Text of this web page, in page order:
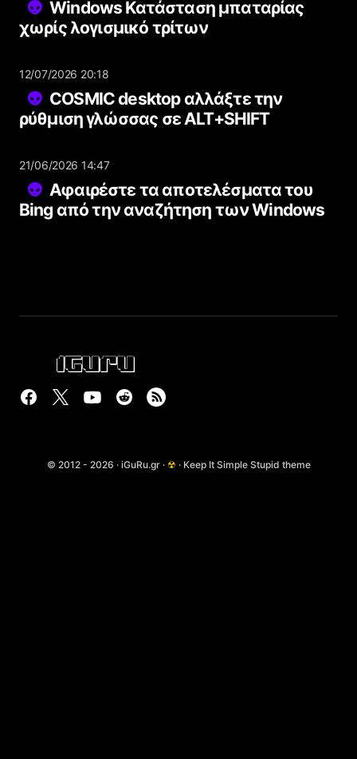
Windows Κατάσταση μπαταρίας
χωρίς λογισμικό τρίτων
12/07/2026 20:18
COSMIC desktop αλλάξτε την
ρύθμιση γλώσσας σε ALT+SHIFT
21/06/2026 14:47
Αφαιρέστε τα αποτελέσματα του
Bing από την αναζήτηση των Windows
© 2012 - 2026 · iGuRu.gr · ☢ · Keep It Simple Stupid theme